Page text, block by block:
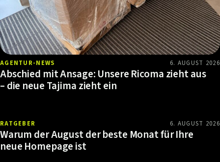
AGENTUR-NEWS 6. AUGUST 2026
Abschied mit Ansage: Unsere Ricoma zieht aus
– die neue Tajima zieht ein
RATGEBER 6. AUGUST 2026
Warum der August der beste Monat für Ihre
neue Homepage ist